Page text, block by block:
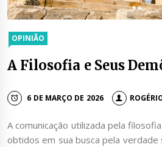
OPINIÃO
A Filosofia e Seus
6 DE MARÇO DE 2026
A comunicação utilizada pela
obtidos em sua busca pela verdade